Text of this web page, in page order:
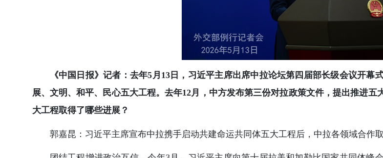
《中国日报》记者：去年5月13日，习近平主席出席中拉论坛第四届部长级会议开
展、文明、和平、民心五大工程。去年12月，中方发布第三份对拉政策文件，提出推进
大工程取得了哪些进展？
郭嘉昆：习近平主席宣布中拉携手启动共建命运共同体五大工程后，中拉各领域合作